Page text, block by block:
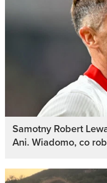
Samotny Robert
Ani. Wiadomo, co